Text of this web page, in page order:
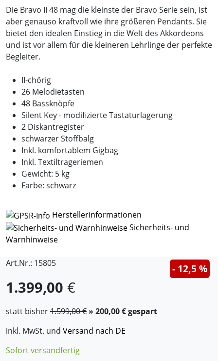
Die Bravo II 48 mag die kleinste der Bravo Serie sein, ist
aber genauso kraftvoll wie ihre größeren Pendants. Sie
bietet den idealen Einstieg in die Welt des Akkordeons
und ist vor allem für die kleineren Lehrlinge der perfekte
Begleiter.
II-chörig
26 Melodietasten
48 Bassknöpfe
Silent Key - modifizierte Tastaturlagerung
2 Diskantregister
schwarzer Stoffbalg
Inkl. komfortablem Gigbag
Inkl. Textiltrageriemen
Gewicht: 5 kg
Farbe: schwarz
Herstellerinformationen
Sicherheits- und
Warnhinweise
Art.Nr.: 15805
1.399,00 €
statt bisher1.599,00 € » 200,00 € gespart
- 12,5 %
inkl. MwSt. und Versand nach DE
Sofort versandfertig